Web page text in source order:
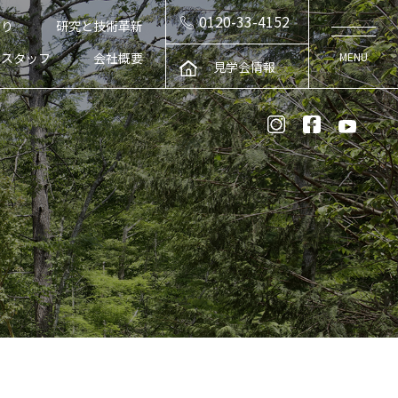
研究と技術革新
スタッフ 会社概要
0120-33-4152
見学会情報